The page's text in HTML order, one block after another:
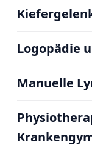
Logopädie
Manuelle